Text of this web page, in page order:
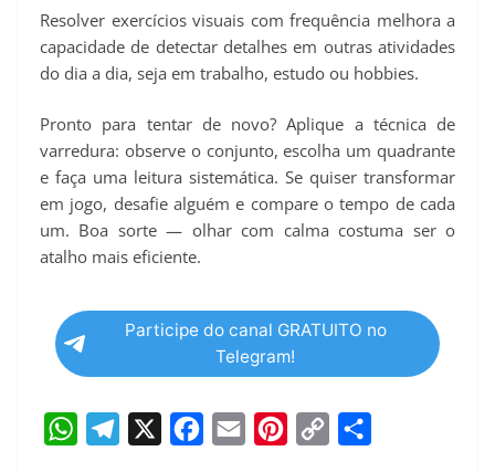
Resolver exercícios visuais com frequência melhora a
capacidade de detectar detalhes em outras atividades
do dia a dia, seja em trabalho, estudo ou hobbies.
Pronto para tentar de novo? Aplique a técnica de
varredura: observe o conjunto, escolha um quadrante
e faça uma leitura sistemática. Se quiser transformar
em jogo, desafie alguém e compare o tempo de cada
um. Boa sorte — olhar com calma costuma ser o
atalho mais eficiente.
Participe do canal GRATUITO no
Telegram!